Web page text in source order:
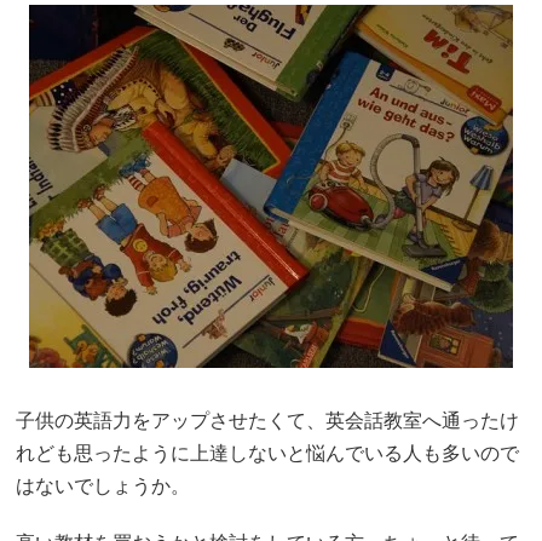
子供の英語力をアップさせたくて、英会話教室へ通ったけ
れども思ったように上達しないと悩んでいる人も多いので
はないでしょうか。